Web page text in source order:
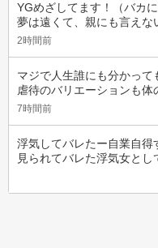
YGめざしてます！（バカ
夢は遠くて、親にも言えな
2時間前
マジで人生誰にも分かって
虐待のバリエーションも体
7時間前
浮気してバレたー自業自得
見られてバレた浮気女とし